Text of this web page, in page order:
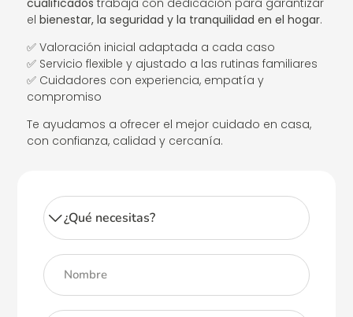
elbienestar, la seguridad y la tranquilidad en el hogar.
✅ Valoración inicial adaptada a cada caso
✅ Servicio flexible y ajustado a las rutinas familiares
✅ Cuidadores con experiencia, empatía y
compromiso
Te ayudamos a ofrecer el mejor cuidado en casa,
con confianza, calidad y cercanía.